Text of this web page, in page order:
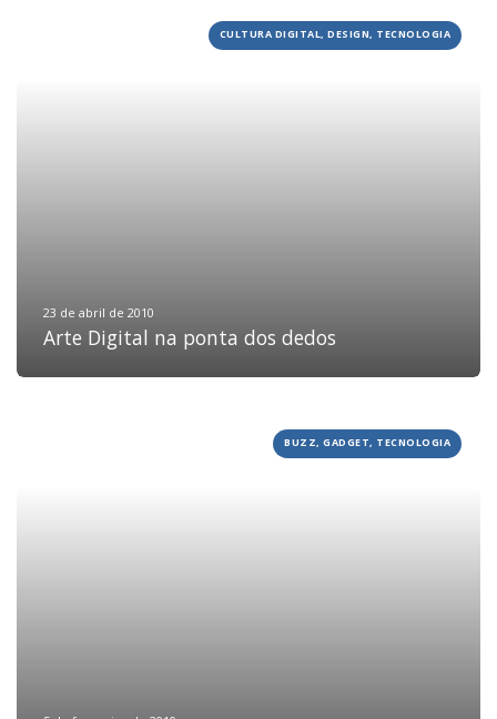
CULTURA DIGITAL, DESIGN, TECNOLOGIA
23 de abril de 2010
Arte Digital na ponta dos dedos
BUZZ, GADGET, TECNOLOGIA